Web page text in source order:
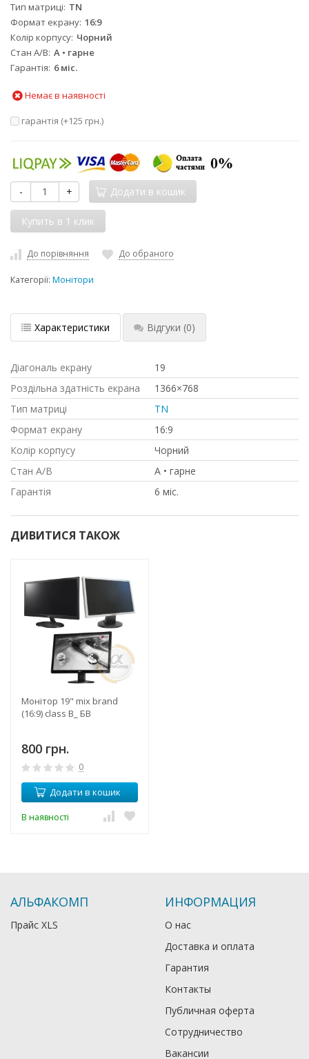
Тип матриці TN
Формат екрану 16:9
Колір корпусу Чорний
Стан A/B A • гарне
Гарантія 6 міс.
Немає в наявності
гарантія (+125 грн.)
- + Додати в кошик
До порівняння До обраного
Категорії: Монітори
Характеристики Відгуки (0)
Діагональ екрану
19
Роздільна здатність екрана
1366×768
Тип матриці
TN
Формат екрану
16:9
Колір корпусу
Чорний
Стан A/B
A • гарне
Гарантія
6 міс.
ДИВИТИСЯ ТАКОЖ
Монітор 19" mix brand
(16:9) class B_ БВ
800 грн.
0
Додати в кошик
В наявності
АЛЬФАКОМП
Прайс XLS
ИНФОРМАЦИЯ
О нас
Доставка и оплата
Гарантия
Контакты
Публичная оферта
Сотрудничество
Вакансии